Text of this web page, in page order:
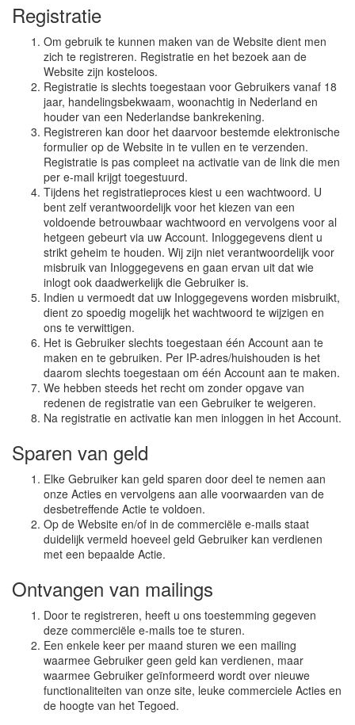
Registratie
Om gebruik te kunnen maken van de Website dient men
zich te registreren. Registratie en het bezoek aan de
Website zijn kosteloos.
Registratie is slechts toegestaan voor Gebruikers vanaf 18
jaar, handelingsbekwaam, woonachtig in Nederland en
houder van een Nederlandse bankrekening.
Registreren kan door het daarvoor bestemde elektronische
formulier op de Website in te vullen en te verzenden.
Registratie is pas compleet na activatie van de link die men
per e-mail krijgt toegestuurd.
Tijdens het registratieproces kiest u een wachtwoord. U
bent zelf verantwoordelijk voor het kiezen van een
voldoende betrouwbaar wachtwoord en vervolgens voor al
hetgeen gebeurt via uw Account. Inloggegevens dient u
strikt geheim te houden. Wij zijn niet verantwoordelijk voor
misbruik van Inloggegevens en gaan ervan uit dat wie
inlogt ook daadwerkelijk die Gebruiker is.
Indien u vermoedt dat uw Inloggegevens worden misbruikt,
dient zo spoedig mogelijk het wachtwoord te wijzigen en
ons te verwittigen.
Het is Gebruiker slechts toegestaan één Account aan te
maken en te gebruiken. Per IP-adres/huishouden is het
daarom slechts toegestaan om één Account aan te maken.
We hebben steeds het recht om zonder opgave van
redenen de registratie van een Gebruiker te weigeren.
Na registratie en activatie kan men inloggen in het Account.
Sparen van geld
Elke Gebruiker kan geld sparen door deel te nemen aan
onze Acties en vervolgens aan alle voorwaarden van de
desbetreffende Actie te voldoen.
Op de Website en/of in de commerciële e-mails staat
duidelijk vermeld hoeveel geld Gebruiker kan verdienen
met een bepaalde Actie.
Ontvangen van mailings
Door te registreren, heeft u ons toestemming gegeven
deze commerciële e-mails toe te sturen.
Een enkele keer per maand sturen we een mailing
waarmee Gebruiker geen geld kan verdienen, maar
waarmee Gebruiker geïnformeerd wordt over nieuwe
functionaliteiten van onze site, leuke commerciele Acties en
de hoogte van het Tegoed.